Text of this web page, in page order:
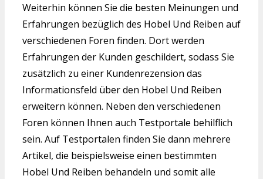
Weiterhin können Sie die besten Meinungen und
Erfahrungen bezüglich des Hobel Und Reiben auf
verschiedenen Foren finden. Dort werden
Erfahrungen der Kunden geschildert, sodass Sie
zusätzlich zu einer Kundenrezension das
Informationsfeld über den Hobel Und Reiben
erweitern können. Neben den verschiedenen
Foren können Ihnen auch Testportale behilflich
sein. Auf Testportalen finden Sie dann mehrere
Artikel, die beispielsweise einen bestimmten
Hobel Und Reiben behandeln und somit alle